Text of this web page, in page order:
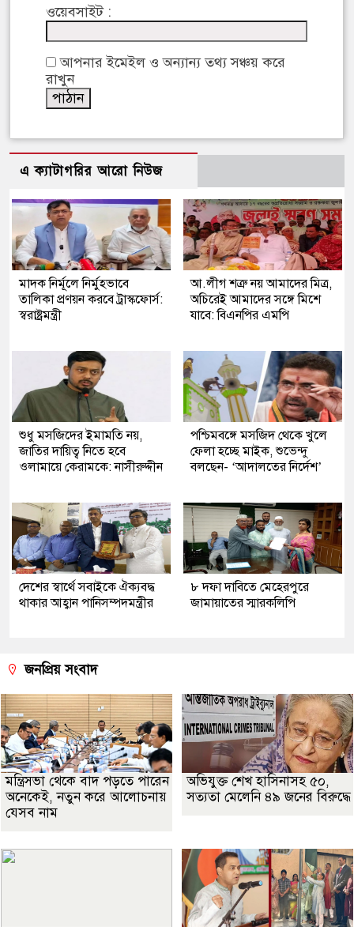
ওয়েবসাইট :
আপনার ইমেইল ও অন্যান্য তথ্য সঞ্চয় করে
রাখুন
এ ক্যাটাগরির আরো নিউজ
মাদক নির্মূলে নির্মুহভাবে
তালিকা প্রণয়ন করবে ট্রাস্কফোর্স:
স্বরাষ্ট্রমন্ত্রী
আ.লীগ শত্রু নয় আমাদের মিত্র,
অচিরেই আমাদের সঙ্গে মিশে
যাবে: বিএনপির এমপি
শুধু মসজিদের ইমামতি নয়,
জাতির দায়িত্ব নিতে হবে
ওলামায়ে কেরামকে: নাসীরুদ্দীন
পশ্চিমবঙ্গে মসজিদ থেকে খুলে
ফেলা হচ্ছে মাইক, শুভেন্দু
বলছেন- ‘আদালতের নির্দেশ’
দেশের স্বার্থে সবাইকে ঐক্যবদ্ধ
থাকার আহ্বান পানিসম্পদমন্ত্রীর
৮ দফা দাবিতে মেহেরপুরে
জামায়াতের স্মারকলিপি
জনপ্রিয় সংবাদ
মন্ত্রিসভা থেকে বাদ পড়তে পারেন
অনেকেই, নতুন করে আলোচনায়
যেসব নাম
অভিযুক্ত শেখ হাসিনাসহ ৫০,
সত্যতা মেলেনি ৪৯ জনের বিরুদ্ধে